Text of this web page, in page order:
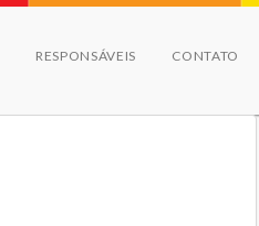
RESPONSÁVEIS CONTATO